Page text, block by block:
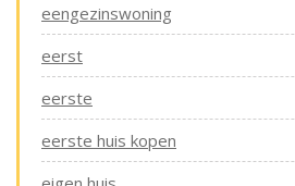
eengezinswoning
eerst
eerste
eerste huis kopen